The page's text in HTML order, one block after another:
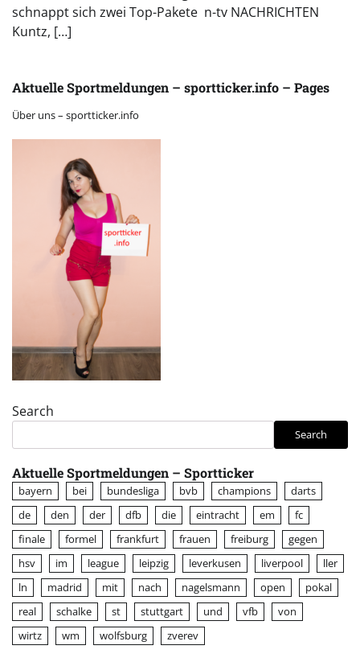
schnappt sich zwei Top-Pakete n-tv NACHRICHTEN
Kuntz, […]
Aktuelle Sportmeldungen – sportticker.info – Pages
Über uns – sportticker.info
Search
Search
Aktuelle Sportmeldungen – Sportticker
bayern bei bundesliga bvb champions
darts
de
den der dfb die eintracht em
fc
finale
formel frankfurt frauen freiburg
gegen
hsv
im league leipzig leverkusen liverpool
ller
ln
madrid mit nach nagelsmann open
pokal
real
schalke st stuttgart und vfb
von
wirtz
wm wolfsburg zverev